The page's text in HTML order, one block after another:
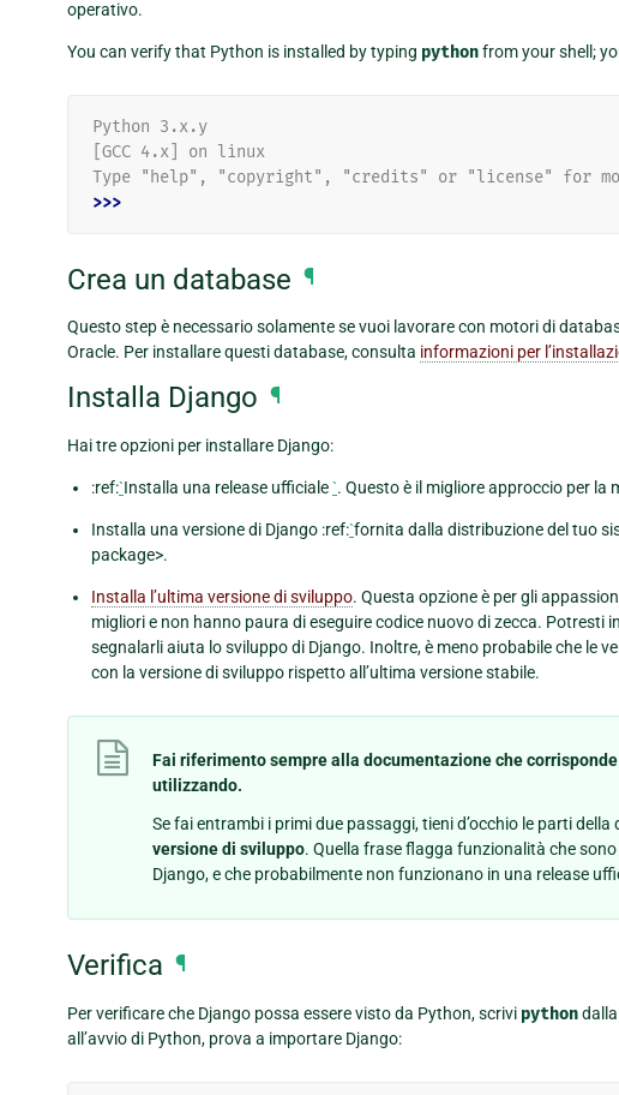
operativo.
You can verify that Python is installed by typing pythonfrom your shell;
Python 3.x.y
[GCC 4.x] on linux
Type "help", "copyright", "credits" or "license" for
>>>
Crea un database ¶
Questo step è necessario solamente se vuoi lavorare con motori di
Oracle. Per installare questi database, consulta informazioni per
Installa Django ¶
Hai tre opzioni per installare Django:
:ref:`Installa una release ufficiale`. Questo è il migliore approccio per la
Installa una versione di Django :ref:`fornita dalla distribuzione del tuo
package>.
Installa l’ultima versione di sviluppo. Questa opzione è per gli
migliori e non hanno paura di eseguire codice nuovo di zecca. Potresti
segnalarli aiuta lo sviluppo di Django. Inoltre, è meno probabile che le
con la versione di sviluppo rispetto all’ultima versione stabile.
Fai riferimento sempre alla documentazione che
utilizzando.
Se fai entrambi i primi due passaggi, tieni d’occhio le parti
versione di sviluppo. Quella frase flagga funzionalità che
Django, e che probabilmente non funzionano in una release
Verifica ¶
Per verificare che Django possa essere visto da Python, scrivi python
all’avvio di Python, prova a importare Django: